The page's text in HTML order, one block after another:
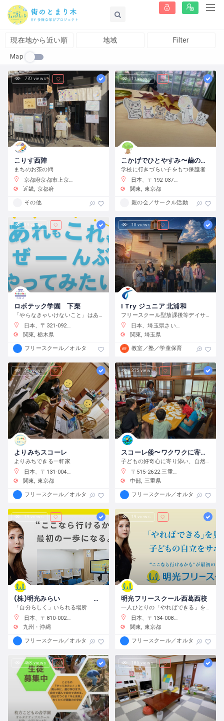
現在地から近い順 地域 Filter
Map
770 views
こりす西陣
まちのお茶の間
京都府京都市上京区藤木町７９５−５
近畿 京都府
その他
11 views
こかげでひとやすみ〜繭の会〜
学校に行きづらい子をもつ保護者の会です
日本、〒192-0375 東京都八王子市鑓水２丁目２０１３−２
関東
東京都
親の会／サークル活動
19 views
ロボテック学園 下栗
「やらなきゃいけないこと」はありません。宿題をやるのもよし、自分で目標をたてて取り組むのもよし、なんでもチャレンジできる環境です。
日本、〒321-0923 栃木県宇都宮市下栗町２２９２−８ 2 階
関東
栃木県
フリースクール／オルタナティブスクール
10 views
I Try ジュニア 北浦和
フリースクール型放課後等デイサービス
日本、埼玉県さいたま市浦和区元町２−３４−１０
関東
埼玉県
教室／塾／学童保育
20 views
よりみちスコーレ
よりみちできる一軒家
日本、〒131-0045 東京都墨田区押上２丁目２８−３
関東
東京都
フリースクール／オルタナティブスクール
375 views
スコーレ倭〜ワクワクに寄り添う学校〜
子どもの好奇心に寄り添い、自然体験と創作活動を通してこの世界の面白さへと導きます。
〒515-2622 三重県津市白山町中ノ村１３８−４
中部 三重県
フリースクール／オルタナティブス
(株)明光みらい 明光フリースクール薬院本校
「自分らしく」いられる場所
日本、〒810-0022 福岡県福岡市中央区薬院１−１０−６ フォレスト薬院大通り
九州・沖縄
フリースクール／オルタナティブスクール
19 views
明光フリースクール西葛西校
日本、〒134-0088 東京都江戸川区西葛西６−１０−１４ 正栄ビル
関東
東京都
フリースクール／オルタナティブス
468 views 185 views